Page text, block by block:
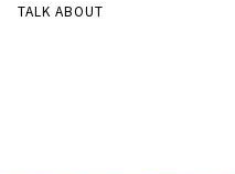
TALK ABOUT